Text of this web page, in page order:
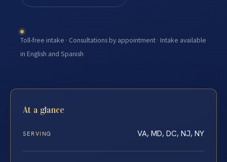
Toll-free intake · Consultations by appointment · Intake available
in English and Spanish
At a glance
SERVING VA, MD, DC, NJ, NY